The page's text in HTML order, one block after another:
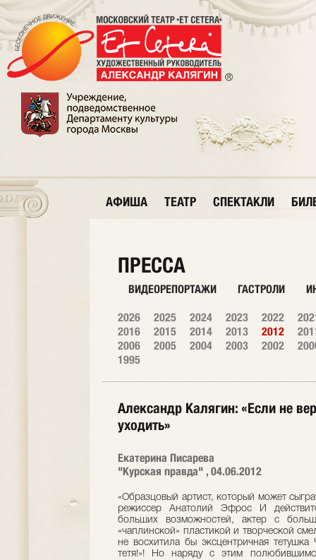
АФИША ТЕАТР СПЕКТАКЛИ
ПРЕССА
ВИДЕОРЕПОРТАЖИ ГАСТРОЛИ
2026 2025 2024 2023 2022
2016
2015 2014 2013 2012
2006
2005 2004 2003 2002
1995
Александр Калягин: «Если не
уходить»
Екатерина Писарева
"Курская правда" , 04.06.2012
«Образцовый артист, который может
режиссер Анатолий Эфрос И
больших возможностей, актер с
«чаплинской» пластикой и творческой
не восхитила бы эксцентричная
тетя!»! Но наряду с этим